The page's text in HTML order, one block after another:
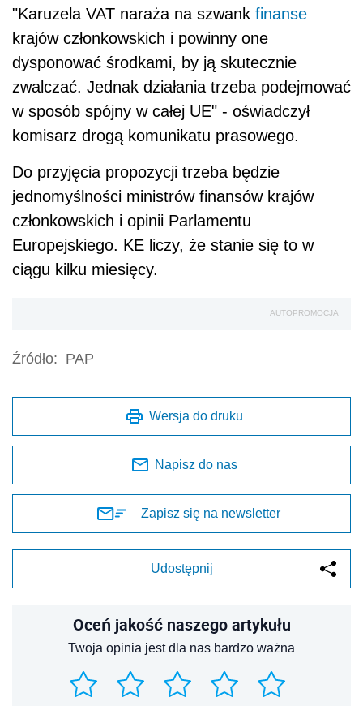
"Karuzela VAT naraża na szwank finanse
krajów członkowskich i powinny one
dysponować środkami, by ją skutecznie
zwalczać. Jednak działania trzeba podejmować
w sposób spójny w całej UE" - oświadczył
komisarz drogą komunikatu prasowego.
Do przyjęcia propozycji trzeba będzie
jednomyślności ministrów finansów krajów
członkowskich i opinii Parlamentu
Europejskiego. KE liczy, że stanie się to w
ciągu kilku miesięcy.
AUTOPROMOCJA
Źródło: PAP
Wersja do druku
Napisz do nas
Zapisz się na newsletter
Udostępnij
Oceń jakość naszego artykułu
Twoja opinia jest dla nas bardzo ważna